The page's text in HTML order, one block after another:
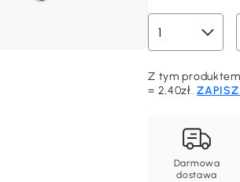
Z tym
= 2,40zł.ZAPISZ
Darmowa
dostawa